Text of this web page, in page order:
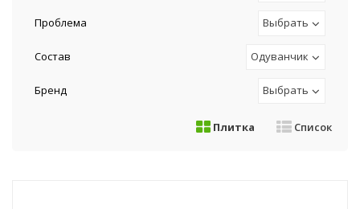
Проблема Выбрать
Состав Одуванчик
Бренд Выбрать
Плитка Список